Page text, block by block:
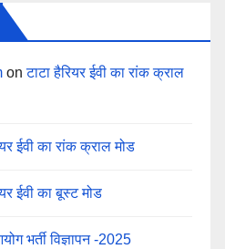
onटाटा हैरियर ईवी का रांक क्राल
ईवी का रांक क्राल मोड
ईवी का बूस्ट मोड
भर्ती विज्ञापन -2025